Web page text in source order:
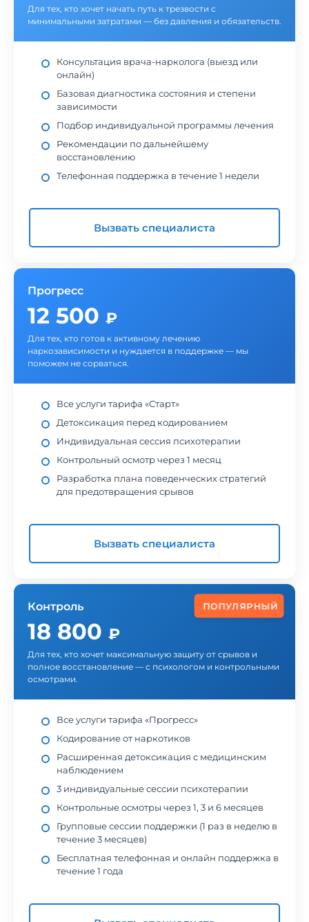
Для тех, кто хочет начать путь к трезвости с
минимальными затратами — без давления и обязательств.
Консультация врача-нарколога (выезд или
онлайн)
Базовая диагностика состояния и степени
зависимости
Подбор индивидуальной программы лечения
Рекомендации по дальнейшему
восстановлению
Телефонная поддержка в течение 1 недели
Вызвать специалиста
Прогресс
12 500 ₽
Для тех, кто готов к активному лечению
наркозависимости и нуждается в поддержке — мы
поможем не сорваться.
Все услуги тарифа «Старт»
Детоксикация перед кодированием
Индивидуальная сессия психотерапии
Контрольный осмотр через 1 месяц
Разработка плана поведенческих стратегий
для предотвращения срывов
Вызвать специалиста
ПОПУЛЯРНЫЙ
Контроль
18 800 ₽
Для тех, кто хочет максимальную защиту от срывов и
полное восстановление — с психологом и контрольными
осмотрами.
Все услуги тарифа «Прогресс»
Кодирование от наркотиков
Расширенная детоксикация с медицинским
наблюдением
3 индивидуальные сессии психотерапии
Контрольные осмотры через 1, 3 и 6 месяцев
Групповые сессии поддержки (1 раз в неделю в
течение 3 месяцев)
Бесплатная телефонная и онлайн поддержка в
течение 1 года